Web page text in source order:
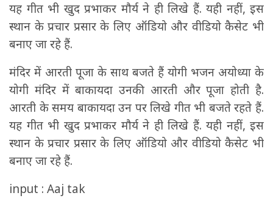
यह गीत भी खुद प्रभाकर मौर्य ने ही लिखे हैं. यही नहीं, इस
स्थान के प्रचार प्रसार के लिए ऑडियो और वीडियो कैसेट भी
बनाए जा रहे हैं.
मंदिर में आरती पूजा के साथ बजते हैं योगी भजन अयोध्या के
योगी मंदिर में बाकायदा उनकी आरती और पूजा होती है.
आरती के समय बाकायदा उन पर लिखे गीत भी बजते रहते हैं.
यह गीत भी खुद प्रभाकर मौर्य ने ही लिखे हैं. यही नहीं, इस
स्थान के प्रचार प्रसार के लिए ऑडियो और वीडियो कैसेट भी
बनाए जा रहे हैं.
input : Aaj tak